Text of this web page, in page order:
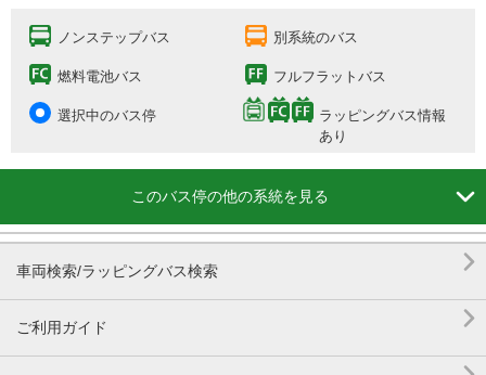
ノンステップバス 別系統のバス
燃料電池バス フルフラットバス
選択中のバス停
ラッピングバス情報
あり
このバス停の他の系統を見る 
車両検索/ラッピングバス検索 
ご利用ガイド
